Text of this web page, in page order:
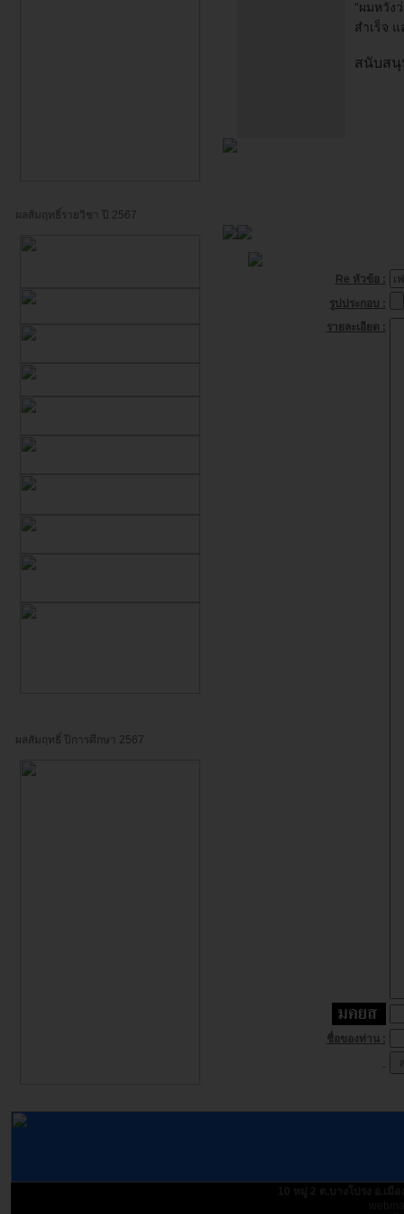
ผลสัมฤทธิ์รายวิชา ปี 2567
ผลสัมฤทธิ์ ปีการศึกษา 2567
“ผมหวัง
สำเร็จ
สนับสนุ
Re หัวข้อ :
รูปประกอบ :
รายละเอียด :
ชื่อของท่าน :